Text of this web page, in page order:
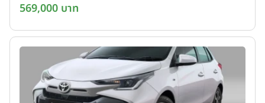
569,000 บาท